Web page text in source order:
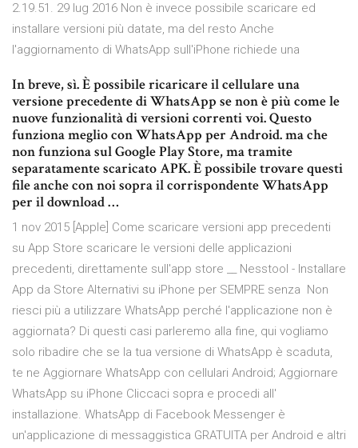
2.19.51. 29 lug 2016 Non è invece possibile scaricare ed
installare versioni più datate, ma del resto Anche
l'aggiornamento di WhatsApp sull'iPhone richiede una
In breve, sì. È possibile ricaricare il cellulare una
versione precedente di WhatsApp se non è più come le
nuove funzionalità di versioni correnti voi. Questo
funziona meglio con WhatsApp per Android. ma che
non funziona sul Google Play Store, ma tramite
separatamente scaricato APK. È possibile trovare questi
file anche con noi sopra il corrispondente WhatsApp
per il download …
1 nov 2015 [Apple] Come scaricare versioni app precedenti
su App Store scaricare le versioni delle applicazioni
precedenti, direttamente sull'app store __ Nesstool - Installare
App da Store Alternativi su iPhone per SEMPRE senza Non
riesci più a utilizzare WhatsApp perché l'applicazione non è
aggiornata? Di questi casi parleremo alla fine, qui vogliamo
solo ribadire che se la tua versione di WhatsApp è scaduta,
te ne Aggiornare WhatsApp con cellulari Android; Aggiornare
WhatsApp su iPhone Cliccaci sopra e procedi all'
installazione. WhatsApp di Facebook Messenger è
un'applicazione di messaggistica GRATUITA per Android e altri